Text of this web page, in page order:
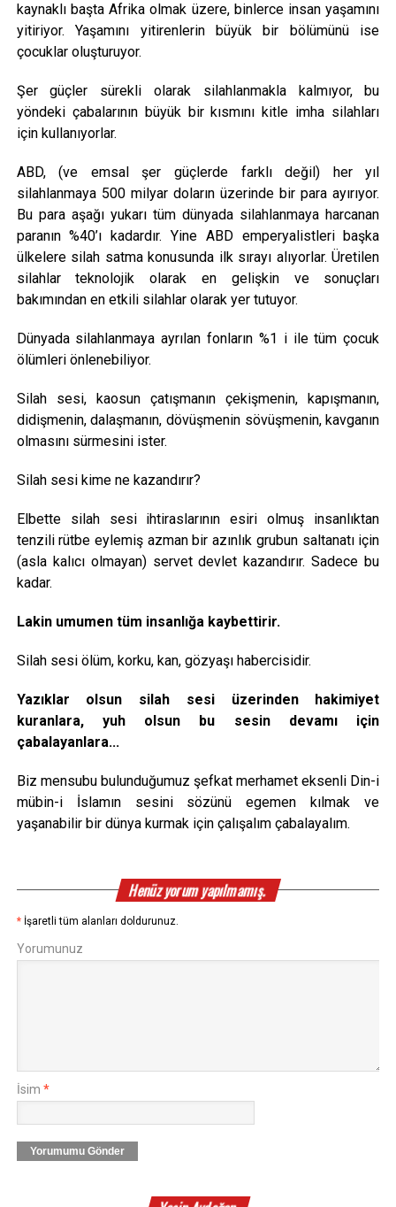
kaynaklı başta Afrika olmak üzere, binlerce insan yaşamını
yitiriyor. Yaşamını yitirenlerin büyük bir bölümünü ise
çocuklar oluşturuyor.
Şer güçler sürekli olarak silahlanmakla kalmıyor, bu
yöndeki çabalarının büyük bir kısmını kitle imha silahları
için kullanıyorlar.
ABD, (ve emsal şer güçlerde farklı değil) her yıl
silahlanmaya 500 milyar doların üzerinde bir para ayırıyor.
Bu para aşağı yukarı tüm dünyada silahlanmaya harcanan
paranın %40’ı kadardır. Yine ABD emperyalistleri başka
ülkelere silah satma konusunda ilk sırayı alıyorlar. Üretilen
silahlar teknolojik olarak en gelişkin ve sonuçları
bakımından en etkili silahlar olarak yer tutuyor.
Dünyada silahlanmaya ayrılan fonların %1 i ile tüm çocuk
ölümleri önlenebiliyor.
Silah sesi, kaosun çatışmanın çekişmenin, kapışmanın,
didişmenin, dalaşmanın, dövüşmenin sövüşmenin, kavganın
olmasını sürmesini ister.
Silah sesi kime ne kazandırır?
Elbette silah sesi ihtiraslarının esiri olmuş insanlıktan
tenzili rütbe eylemiş azman bir azınlık grubun saltanatı için
(asla kalıcı olmayan) servet devlet kazandırır. Sadece bu
kadar.
Lakin umumen tüm insanlığa kaybettirir.
Silah sesi ölüm, korku, kan, gözyaşı habercisidir.
Yazıklar olsun silah sesi üzerinden hakimiyet
kuranlara, yuh olsun bu sesin devamı için
çabalayanlara...
Biz mensubu bulunduğumuz şefkat merhamet eksenli Din-i
mübin-i İslamın sesini sözünü egemen kılmak ve
yaşanabilir bir dünya kurmak için çalışalım çabalayalım.
Henüz yorum yapılmamış.
* İşaretli tüm alanları doldurunuz.
Yorumunuz
İsim *
Yorumumu Gönder